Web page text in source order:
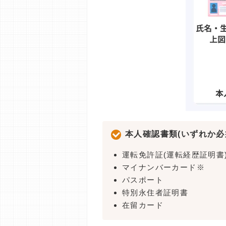
本人確認書類(いずれか
運転免許証(運転経歴証明
マイナンバーカード※
パスポート
特別永住者証明書
在留カード